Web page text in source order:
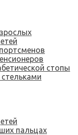
стопы
пальцах